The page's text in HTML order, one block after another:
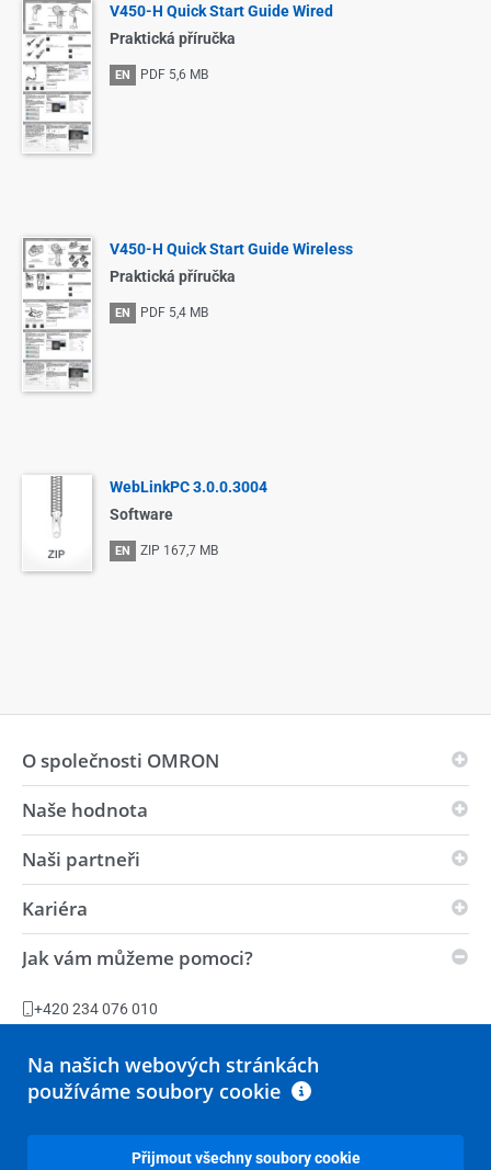
V450-H Quick Start Guide Wired
Praktická příručka
EN PDF 5,6 MB
V450-H Quick Start Guide Wireless
Praktická příručka
EN PDF 5,4 MB
WebLinkPC 3.0.0.3004
Software
EN ZIP 167,7 MB
O společnosti OMRON
Principy společnosti OMRON
Celosvětová přítomnost
Životní prostředí
Obchodní podmínky
Prohlášení k zákonu o otroctví
Naše hodnota
Vize
Síla
Automatizační centrum
Výrobní zařízení
Naši partneři
Partneři v inovacích
Kariéra
Volná místa
Jak vám můžeme pomoci?
+420 234 076 010
Všechny možnosti kontaktu
Na našich webových stránkách
používáme soubory cookie
Přijmout všechny soubory cookie